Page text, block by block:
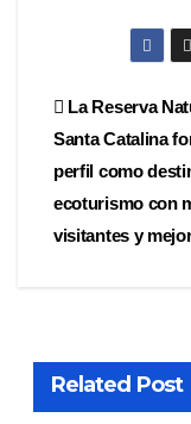
de
La Reserva
Santa Catalina
perfil como
ecoturismo con
visitantes y
Related Post